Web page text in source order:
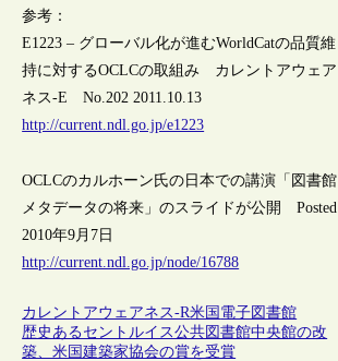
参考：
E1223 – グローバル化が進むWorldCatの品質維
持に対するOCLCの取組み カレントアウェア
ネス-E No.202 2011.10.13
http://current.ndl.go.jp/e1223
OCLCのカルホーン氏の日本での講演「図書館
メタデータの将来」のスライドが公開 Posted
2010年9月7日
http://current.ndl.go.jp/node/16788
カレントアウェアネス-R米国 電子図書館
歴史あるセントルイス公共図書館中央館の改
築、米国建築家協会の賞を受賞